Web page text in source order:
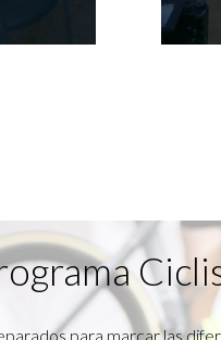
para marcar las